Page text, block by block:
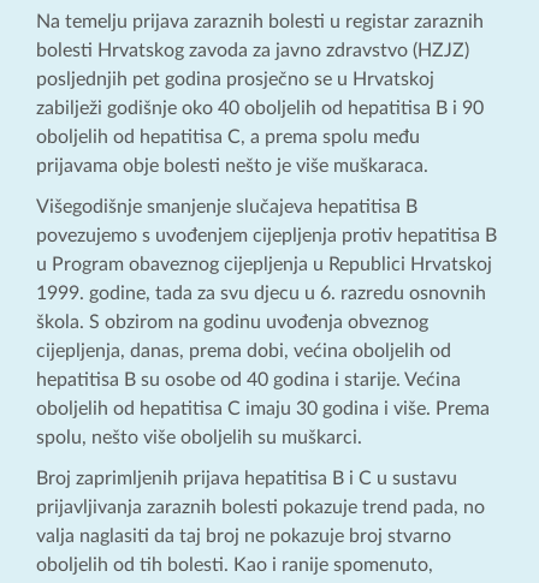
Na temelju prijava zaraznih bolesti u registar zaraznih
bolesti Hrvatskog zavoda za javno zdravstvo (HZJZ)
posljednjih pet godina prosječno se u Hrvatskoj
zabilježi godišnje oko 40 oboljelih od hepatitisa B i 90
oboljelih od hepatitisa C, a prema spolu među
prijavama obje bolesti nešto je više muškaraca.
Višegodišnje smanjenje slučajeva hepatitisa B
povezujemo s uvođenjem cijepljenja protiv hepatitisa B
u Program obaveznog cijepljenja u Republici Hrvatskoj
1999. godine, tada za svu djecu u 6. razredu osnovnih
škola. S obzirom na godinu uvođenja obveznog
cijepljenja, danas, prema dobi, većina oboljelih od
hepatitisa B su osobe od 40 godina i starije. Većina
oboljelih od hepatitisa C imaju 30 godina i više. Prema
spolu, nešto više oboljelih su muškarci.
Broj zaprimljenih prijava hepatitisa B i C u sustavu
prijavljivanja zaraznih bolesti pokazuje trend pada, no
valja naglasiti da taj broj ne pokazuje broj stvarno
oboljelih od tih bolesti. Kao i ranije spomenuto,